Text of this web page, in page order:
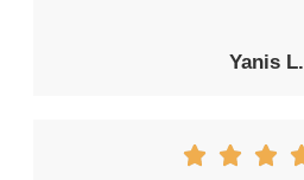
Yanis L.